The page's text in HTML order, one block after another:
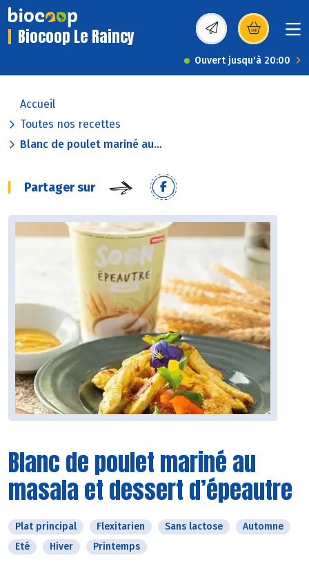
Biocoop Le Raincy (s’ouvre dans une
Ouvert jusqu'à 20:00
Accueil
Toutes nos recettes
Blanc de poulet mariné au...
Partager sur
Blanc de poulet mariné au
masala et dessert d’épeautre
Plat principal Flexitarien Sans lactose
Automne
Eté
Hiver Printemps